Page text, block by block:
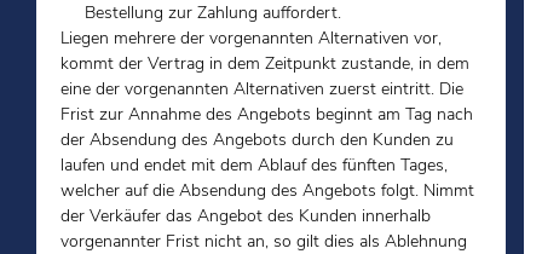
Bestellung zur Zahlung auffordert.
Liegen mehrere der vorgenannten Alternativen vor,
kommt der Vertrag in dem Zeitpunkt zustande, in dem
eine der vorgenannten Alternativen zuerst eintritt. Die
Frist zur Annahme des Angebots beginnt am Tag nach
der Absendung des Angebots durch den Kunden zu
laufen und endet mit dem Ablauf des fünften Tages,
welcher auf die Absendung des Angebots folgt. Nimmt
der Verkäufer das Angebot des Kunden innerhalb
vorgenannter Frist nicht an, so gilt dies als Ablehnung